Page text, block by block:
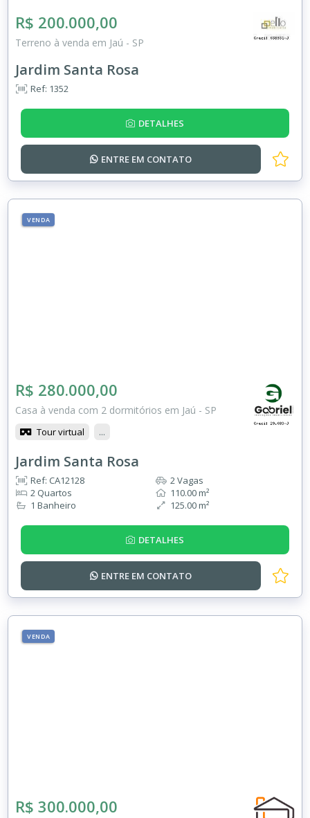
R$ 200.000,00
Terreno à venda em Jaú - SP
Jardim Santa Rosa
Ref: 1352
DETALHES
ENTRE EM CONTATO
VENDA
R$ 280.000,00
Casa à venda com 2 dormitórios em Jaú - SP
Tour virtual ...
Jardim Santa Rosa
Ref: CA12128
2 Quartos
1 Banheiro
2 Vagas
110.00 m²
125.00 m²
DETALHES
ENTRE EM CONTATO
VENDA
R$ 300.000,00